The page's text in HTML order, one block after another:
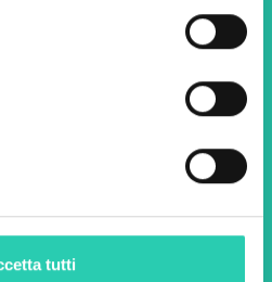
tutti
dei dati su questo